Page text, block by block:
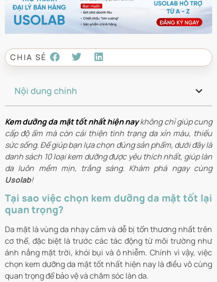
CHIA SẺ
Nội dung chính
Kem dưỡng da mặt tốt nhất hiện naykhông chỉ giúp cung
cấp độ ẩm mà còn cải thiện tình trạng da xỉn màu, thiếu
sức sống. Để giúp bạn lựa chọn đúng sản phẩm, dưới đây là
danh sách 10 loại kem dưỡng được yêu thích nhất, giúp làn
da luôn mềm mịn, trắng sáng. Khám phá ngay cùng
Usolab!
Tại sao việc chọn kem dưỡng da mặt tốt lại
quan trọng?
Da mặt là vùng da nhạy cảm và dễ bị tổn thương nhất trên
cơ thể, đặc biệt là trước các tác động từ môi trường như
ánh nắng mặt trời, khói bụi và ô nhiễm. Chính vì vậy, việc
chọn kem dưỡng da mặt tốt nhất hiện nay là điều vô cùng
quan trọng để bảo vệ và chăm sóc làn da.